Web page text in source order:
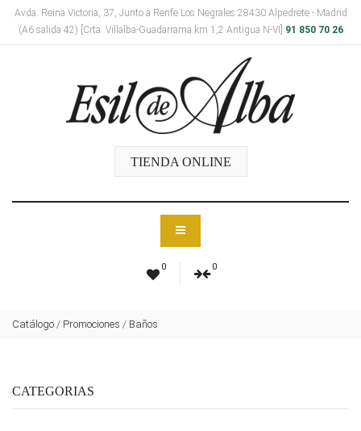
Avda. Reina Victoria, 37, Junto a Renfe Los Negrales 28430 Alpedrete - Madrid
(A6 salida 42) [Crta. Villalba-Guadarrama km 1,2 Antigua N-VI]
91 850 70 26
TIENDA ONLINE
0 0
Catálogo / Promociones / Baños
CATEGORIAS